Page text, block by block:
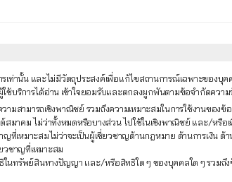
ท่านั้น และไม่มีวัตถุประสงค์เพื่อแก้ไขสถานการณ์เฉพาะของบุ
ใช้บริการได้อ่าน เข้าใจยอมรับและตกลงผูกพันตามข้อจำกัดควา
มสามารถเชิงพาณิชย์ รวมถึงความเหมาะสมในการใช้งานของ
มาคม ไม่ว่าทั้งหมดหรือบางส่วน ไปใช้ในเชิงพาณิชย์ และ/หรือ
ที่เหมาะสมไม่ว่าจะเป็นผู้เชี่ยวชาญด้านกฎหมาย ด้านการเงิน
วชาญที่เหมาะสม
ในทรัพย์สินทางปัญญา และ/หรือสิทธิใด ๆ ของบุคคลใด ๆ รวม